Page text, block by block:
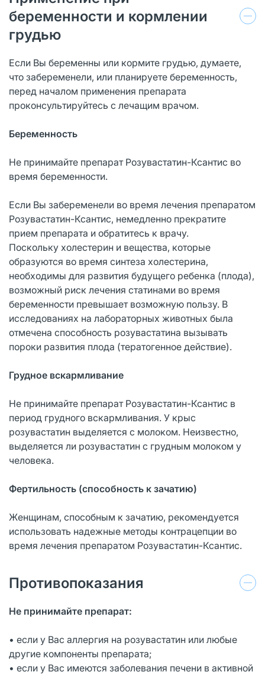
беременности и кормлении
грудью
Если Вы беременны или кормите грудью, думаете,
что забеременели, или планируете беременность,
перед началом применения препарата
проконсультируйтесь с лечащим врачом.
Беременность
Не принимайте препарат Розувастатин-Ксантис во
время беременности.
Если Вы забеременели во время лечения препаратом
Розувастатин-Ксантис, немедленно прекратите
прием препарата и обратитесь к врачу.
Поскольку холестерин и вещества, которые
образуются во время синтеза холестерина,
необходимы для развития будущего ребенка (плода),
возможный риск лечения статинами во время
беременности превышает возможную пользу. В
исследованиях на лабораторных животных была
отмечена способность розувастатина вызывать
пороки развития плода (тератогенное действие).
Грудное вскармливание
Не принимайте препарат Розувастатин-Ксантис в
период грудного вскармливания. У крыс
розувастатин выделяется с молоком. Неизвестно,
выделяется ли розувастатин с грудным молоком у
человека.
Фертильность (способность к зачатию)
Женщинам, способным к зачатию, рекомендуется
использовать надежные методы контрацепции во
время лечения препаратом Розувастатин-Ксантис.
Противопоказания
Не принимайте препарат:
• если у Вас аллергия на розувастатин или любые
другие компоненты препарата;
• если у Вас имеются заболевания печени в активной